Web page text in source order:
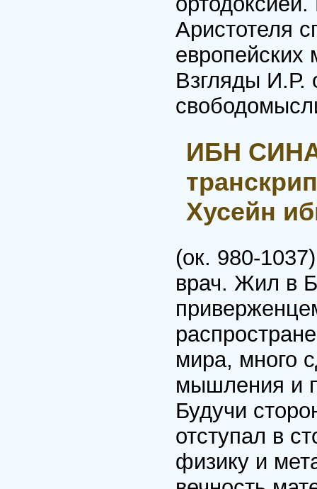
Аристотеля
Взгляды И.Р.
ИБН СИНА
Хусейн
(ок. 980-
врач. Жил в
мира, много
мышления и
Будучи
отступал в
физику и